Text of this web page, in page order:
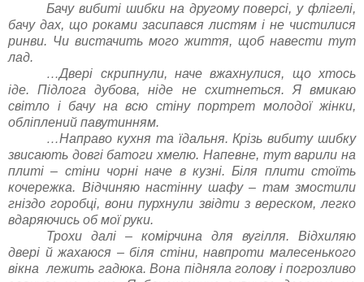
Бачу вибиті шибки на другому поверсі, у флігелі,
бачу дах, що роками засипався листям і не чистилися
ринви. Чи вистачить мого життя, щоб навести тут
лад.
…Двері скрипнули, наче вжахнулися, що хтось
іде. Підлога дубова, ніде не схитнеться. Я вмикаю
світло і бачу на всю стіну портрет молодої жінки,
обліплений павутинням.
…Направо кухня та їдальня. Крізь вибиту шибку
звисають довгі батоги хмелю. Напевне, тут варили на
плиті – стіни чорні наче в кузні. Біля плити стоїть
кочережка. Відчиняю настінну шафу – там змостили
гніздо горобці, вони пурхнули звідти з вереском, легко
вдаряючись об мої руки.
Трохи далі – комірчина для вугілля. Відхиляю
двері й жахаюся – біля стіни, навпроти малесенького
вікна лежить гадюка. Вона підняла голову і погрозливо